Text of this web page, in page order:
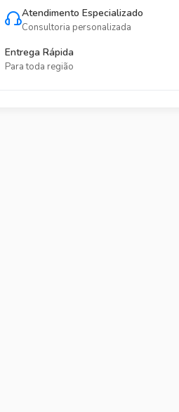
Atendimento Especializado
Consultoria personalizada
Entrega Rápida
Para toda região